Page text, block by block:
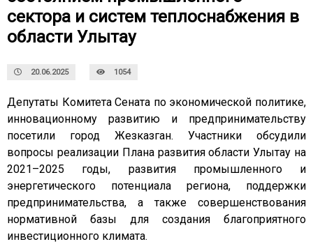
сектора и систем теплоснабжения в
области Улытау
20.06.2025 1054
Депутаты Комитета Сената по экономической политике,
инновационному развитию и предпринимательству
посетили город Жезказган. Участники обсудили
вопросы реализации Плана развития области Улытау на
2021–2025 годы, развития промышленного и
энергетического потенциала региона, поддержки
предпринимательства, а также совершенствования
нормативной базы для создания благоприятного
инвестиционного климата.